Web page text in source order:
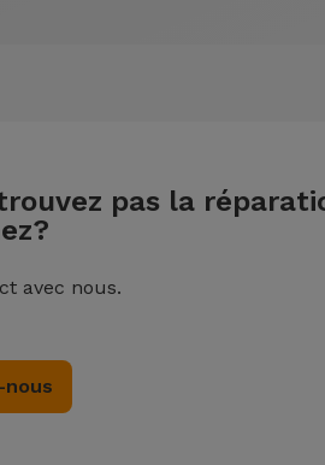
pas la
avec nous.